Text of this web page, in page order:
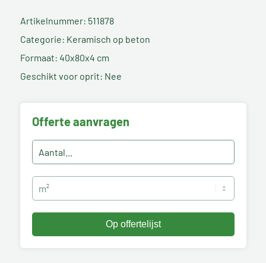
Artikelnummer: 511878
Categorie: Keramisch op beton
Formaat: 40x80x4 cm
Geschikt voor oprit: Nee
Offerte aanvragen